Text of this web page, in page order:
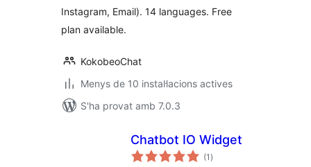
Instagram, Email). 14 languages. Free
plan available.
KokobeoChat
Menys de 10 instal·lacions actives
S'ha provat amb 7.0.3
Chatbot IO Widget
(1 puntuacions
totals
)